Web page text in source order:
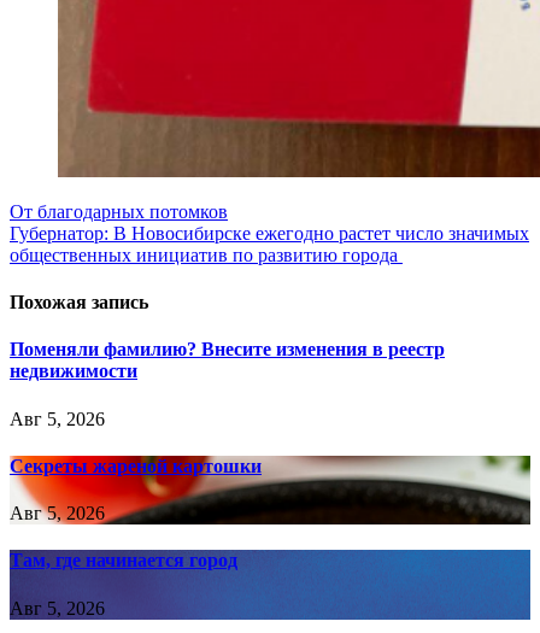
Навигация
по
От благодарных потомков
Губернатор: В Новосибирске ежегодно растет число значимых
общественных инициатив по развитию города
Похожая запись
Поменяли фамилию? Внесите изменения в реестр
недвижимости
Авг 5, 2026
Секреты жареной картошки
Авг 5, 2026
Там, где начинается город
Авг 5, 2026